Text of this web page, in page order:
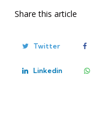
Share this article
Twitter
Linkedin